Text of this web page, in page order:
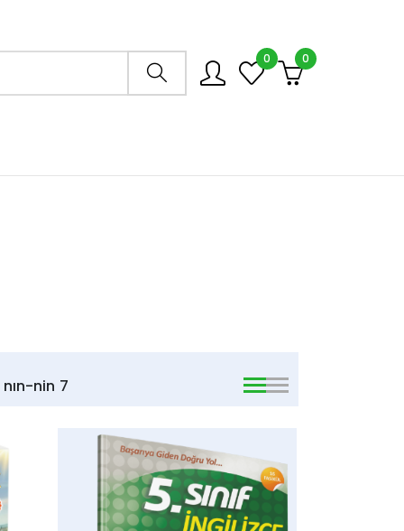
Arama mağazası
0 0
nın-nin 7
AddToWishlist